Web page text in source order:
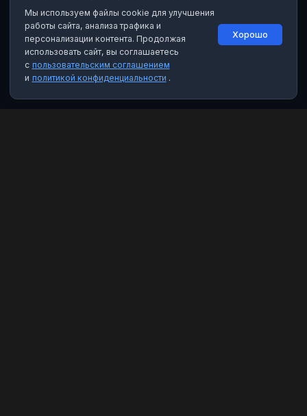
Мы используем файлы cookie для улучшения
работы сайта, анализа трафика и
персонализации контента. Продолжая
использовать сайт, вы соглашаетесь
с пользовательским соглашением
и политикой конфиденциальности .
Хорошо